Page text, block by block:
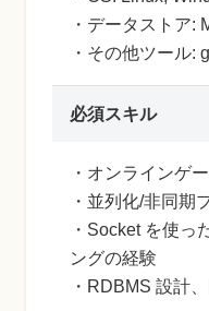
・データストア:
・その他ツール:
必須スキル
・オンラインゲ
・並列化/非同期
・Socket を使っ
ングの経験
・RDBMS 設計